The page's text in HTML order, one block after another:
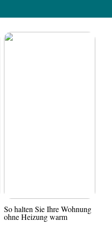
So halten Sie Ihre Wohnung
ohne Heizung warm